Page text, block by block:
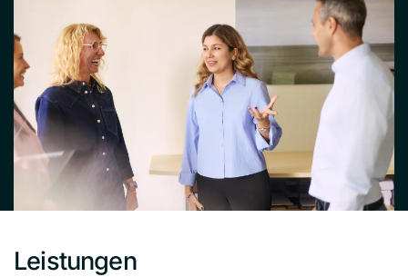
Leistungen